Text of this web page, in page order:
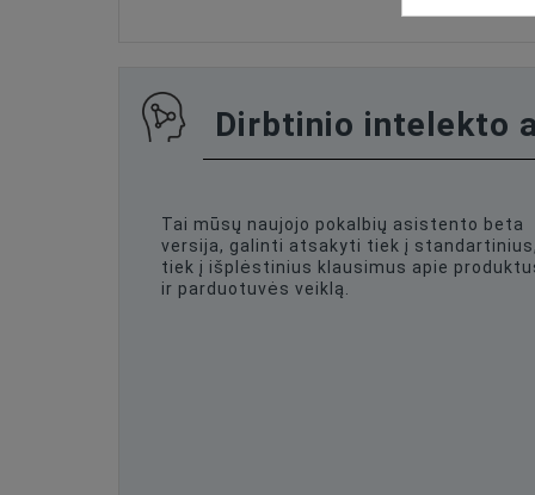
Dirbtinio intelekto
Tai mūsų naujojo pokalbių asistento beta
versija, galinti atsakyti tiek į standartinius,
tiek į išplėstinius klausimus apie
ir parduotuvės veiklą.